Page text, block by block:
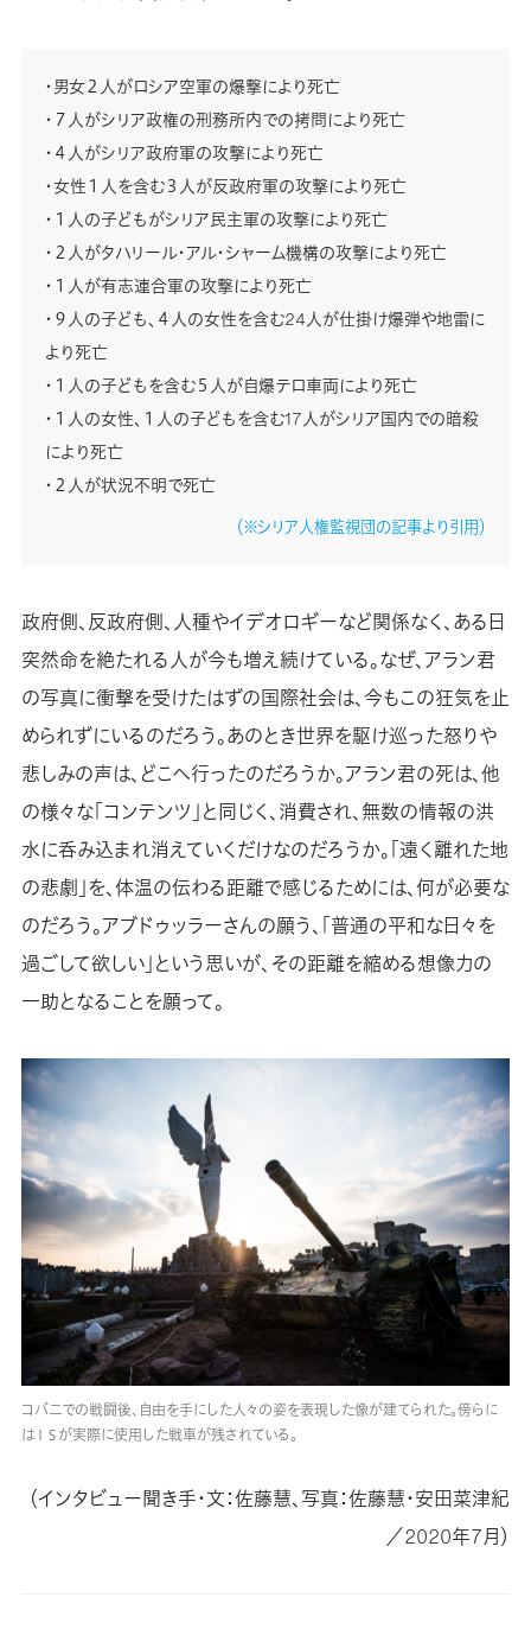
・男女２人がロシア空軍の爆撃により死亡
・７人がシリア政権の刑務所内での拷問により死亡
・４人がシリア政府軍の攻撃により死亡
・女性１人を含む３人が反政府軍の攻撃により死亡
・１人の子どもがシリア民主軍の攻撃により死亡
・２人がタハリール・アル・シャーム機構の攻撃により死亡
・１人が有志連合軍の攻撃により死亡
・９人の子ども、４人の女性を含む24人が仕掛け爆弾や地雷に
より死亡
・１人の子どもを含む５人が自爆テロ車両により死亡
・１人の女性、１人の子どもを含む17人がシリア国内での暗殺
により死亡
・２人が状況不明で死亡
（※シリア人権監視団の記事より引用）
政府側、反政府側、人種やイデオロギーなど関係なく、ある日
突然命を絶たれる人が今も増え続けている。なぜ、アラン君
の写真に衝撃を受けたはずの国際社会は、今もこの狂気を止
められずにいるのだろう。あのとき世界を駆け巡った怒りや
悲しみの声は、どこへ行ったのだろうか。アラン君の死は、他
の様々な「コンテンツ」と同じく、消費され、無数の情報の洪
水に呑み込まれ消えていくだけなのだろうか。「遠く離れた地
の悲劇」を、体温の伝わる距離で感じるためには、何が必要な
のだろう。アブドゥッラーさんの願う、「普通の平和な日々を
過ごして欲しい」という思いが、その距離を縮める想像力の
一助となることを願って。
コバニでの戦闘後、自由を手にした人々の姿を表現した像が建てられた。傍らに
はＩＳが実際に使用した戦車が残されている。
（インタビュー聞き手・文：佐藤慧、写真：佐藤慧・安田菜津紀
／2020年7月）